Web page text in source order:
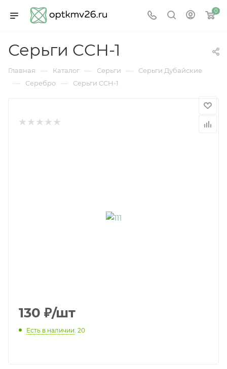
0
Серьги CCH-1
Главная — Каталог — Серьги — Серьги Дубайские
— Серебро — Серьги CCH-1
130 ₽/шт
Есть в наличии: 20